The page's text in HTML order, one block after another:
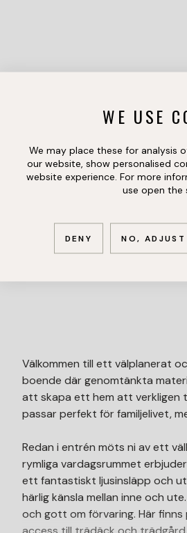
Välkommen till ett välplanerat
boende där genomtänkta
att skapa ett hem att verkligen
passar perfekt för familjelivet,
Redan i entrén möts ni av ett
rymliga vardagsrummet
ett fantastiskt ljusinsläpp och
härlig känsla mellan inne och
och gott om förvaring. Här
WE USE
We may place these for analysis
our website, show personalised
website experience. For more
use open the
DENY NO, ADJUST